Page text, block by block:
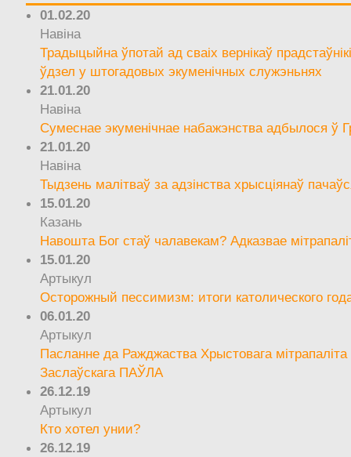
01.02.20
Навіна
Традыцыйна ўпотай ад сваіх вернікаў
ўдзел у штогадовых экуменічных служэньнях
21.01.20
Навіна
Сумеснае экуменічнае набажэнства адбылося ў
21.01.20
Навіна
Тыдзень малітваў за адзінства хрысціянаў
15.01.20
Казань
Навошта Бог стаў чалавекам? Адказвае
15.01.20
Артыкул
Осторожный пессимизм: итоги католического
06.01.20
Артыкул
Пасланне да Ражджаства Хрыстовага мітрапаліта
Заслаўскага ПАЎЛА
26.12.19
Артыкул
Кто хотел унии?
26.12.19